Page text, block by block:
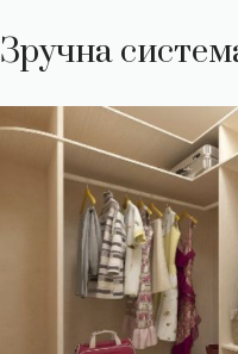
Зручна